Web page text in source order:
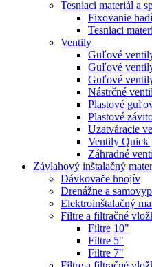
Tesniaci materiál a
Fixovanie
Tesniaci
Ventily
Guľové
Guľové
Guľové
Nástrčné
Plastové
Plastové
Uzatváracie
Ventily Quick
Záhradné
Závlahový inštalačný
Dávkovače hnojív
Drenážne a
Elektroinštalačný
Filtre a filtračné
Filtre 10"
Filtre 5"
Filtre 7"